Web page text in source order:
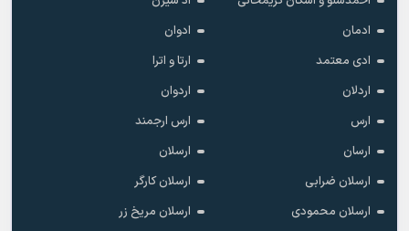
ادمان
ادوان
ادی معتمد
ارتا و اترا
اردلان
اردوان
ارس
ارس ارجمند
ارسان
ارسلان
ارسلان ضرابی
ارسلان کارگر
ارسلان محمودی
ارسلان مریخ زر